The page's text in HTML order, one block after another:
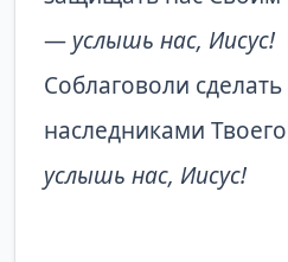
— услышь нас, Иисус!
Соблаговоли сделать
наследниками
услышь нас, Иисус!